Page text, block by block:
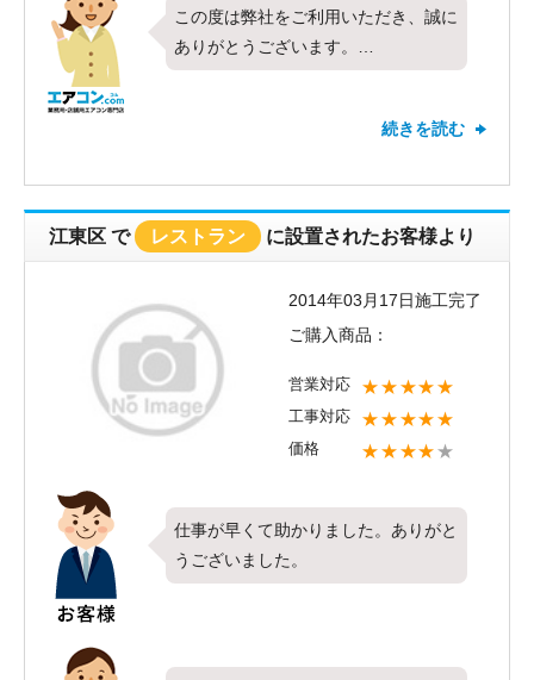
この度は弊社をご利用いただき、誠に
ありがとうございます。
今回は天カセ４方向・３馬力を設置さ
にて弊社を選んでいただきありがとう
上でご不明点や、不具合などございま
したら些細な事でも構いませんのでお
続きを読む
江東区 で レストラン に設置されたお客様より
2014年03月17日施工完了
ご購入商品：
営業対応 ★★★★★
工事対応 ★★★★★
価格 ★★★★★
仕事が早くて助かりました。ありがと
うございました。